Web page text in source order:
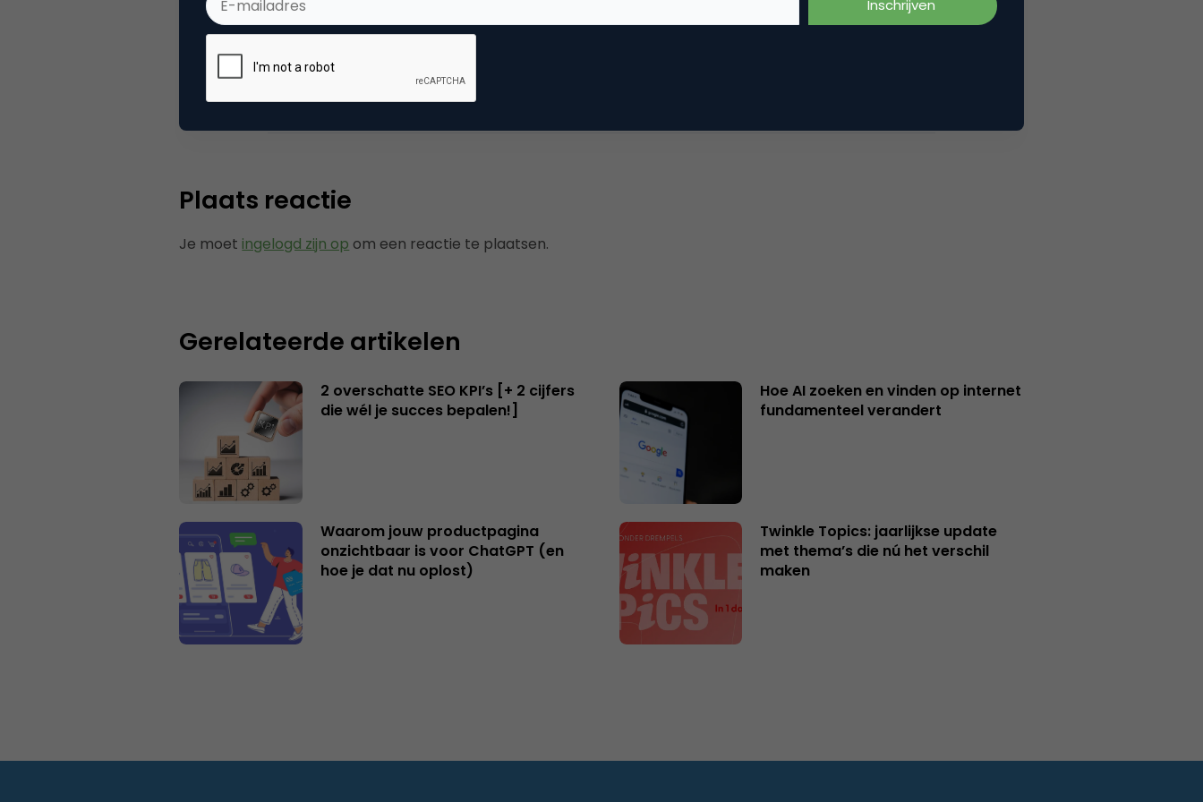
Tags zoekmachine marketing
Plaats reactie
Je moet ingelogd zijn op om een reactie te plaatsen.
Gerelateerde artikelen
2 overschatte SEO KPI’s [+ 2 cijfers
die wél je succes bepalen!]
Hoe AI zoeken en vinden op internet
fundamenteel verandert
Waarom jouw productpagina
onzichtbaar is voor ChatGPT (en
hoe je dat nu oplost)
Twinkle Topics: jaarlijkse update
met thema’s die nú het verschil
maken